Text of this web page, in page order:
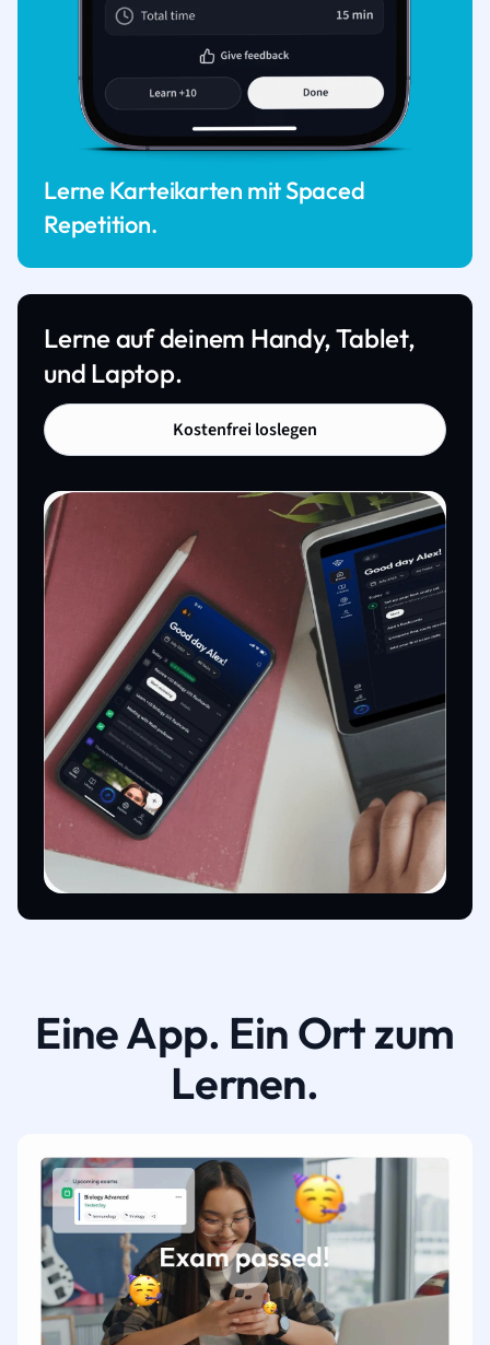
Lerne Karteikarten mit Spaced
Repetition.
Lerne auf deinem Handy, Tablet,
und Laptop.
Kostenfrei loslegen
Eine App. Ein Ort zum
Lernen.